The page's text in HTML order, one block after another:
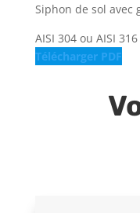
Siphon de sol avec
AISI 304 ou AISI 316
Télécharger PDF